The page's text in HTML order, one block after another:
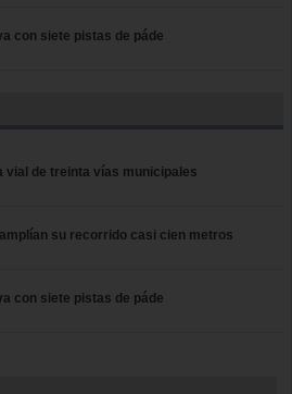
con siete pistas de páde
vial de treinta vías municipales
su recorrido casi cien metros
con siete pistas de páde